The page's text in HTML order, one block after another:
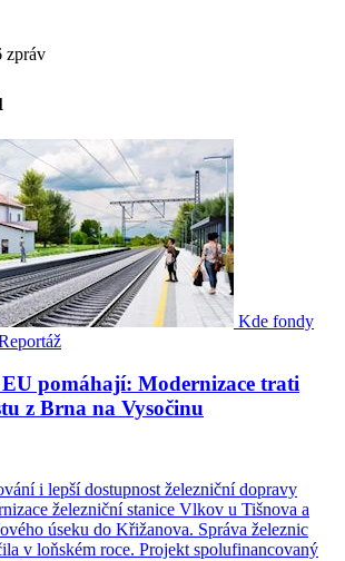
zpráv
Kde fondy
pomáhají: Modernizace trati
z Brna na Vysočinu
i lepší dostupnost železniční dopravy
železniční stanice Vlkov u Tišnova a
úseku do Křižanova. Správa železnic
v loňském roce. Projekt spolufinancovaný